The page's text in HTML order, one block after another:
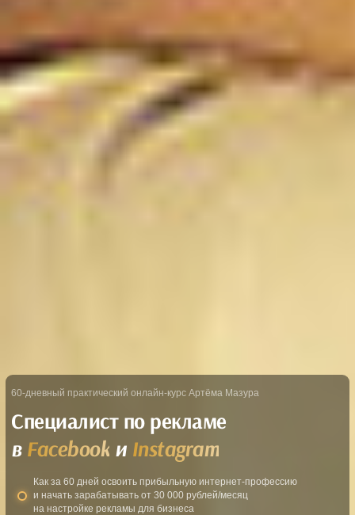
60-дневный практический онлайн-курс Артёма Мазура
Специалист по рекламе
в Facebook и Instagram
Как за 60 дней освоить прибыльную интернет-профессию
и начать зарабатывать от 30 000 рублей/месяц
на настройке рекламы для бизнеса